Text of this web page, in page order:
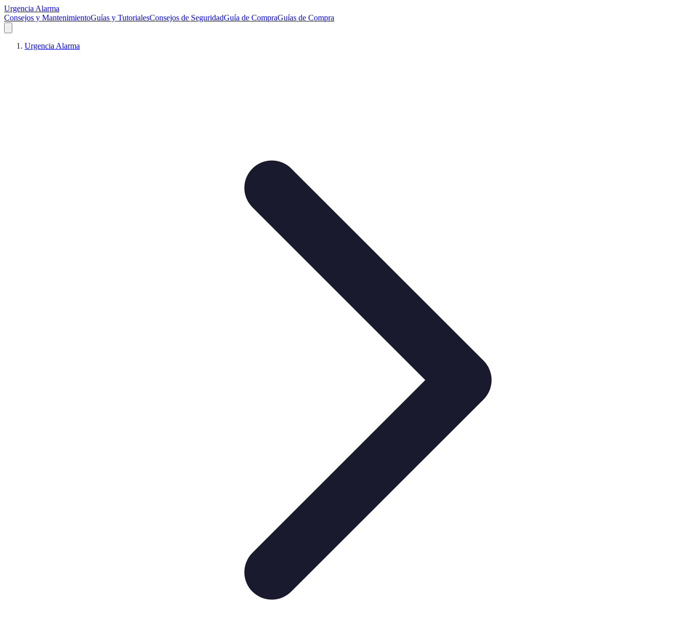
Urgencia Alarma
Consejos y MantenimientoGuías y TutorialesConsejos de SeguridadGuía de CompraGuías de Compra
Urgencia Alarma